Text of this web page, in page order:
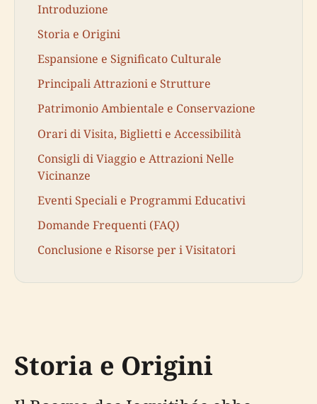
Introduzione
Storia e Origini
Espansione e Significato Culturale
Principali Attrazioni e Strutture
Patrimonio Ambientale e Conservazione
Orari di Visita, Biglietti e Accessibilità
Consigli di Viaggio e Attrazioni Nelle
Vicinanze
Eventi Speciali e Programmi Educativi
Domande Frequenti (FAQ)
Conclusione e Risorse per i Visitatori
Storia e Origini